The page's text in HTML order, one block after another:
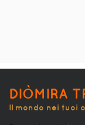
DIÒMIRA
Il mondo nei tuoi